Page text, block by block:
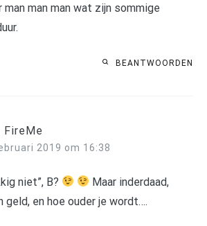
man man man wat zijn sommige
BEANTWOORDEN
FireMe
2019 om 16:38
niet”, B?
Maar inderdaad,
geld, en hoe ouder je wordt….